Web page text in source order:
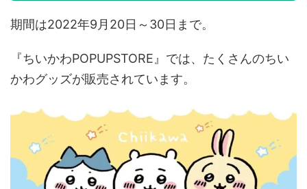
期間は2022年9月20日～30日まで。
『ちいかわPOPUPSTORE』では、たくさんのちい
かわグッズが販売されています。